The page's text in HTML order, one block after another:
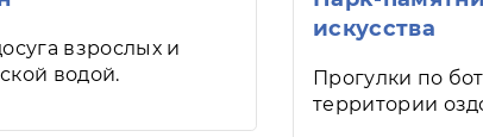
взрослых и
водой.
искусства
Прогулки по
территории